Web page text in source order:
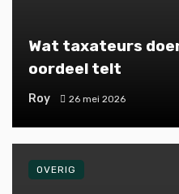
Wat taxateurs
oordeel telt
Roy 26 mei 2026
OVERIG